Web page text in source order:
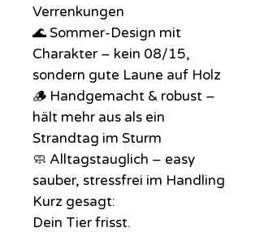
Verrenkungen
🌊 Sommer-Design mit
Charakter – kein 08/15,
sondern gute Laune auf Holz
🪵 Handgemacht & robust –
hält mehr aus als ein
Strandtag im Sturm
🧼 Alltagstauglich – easy
sauber, stressfrei im Handling
Kurz gesagt:
Dein Tier frisst.